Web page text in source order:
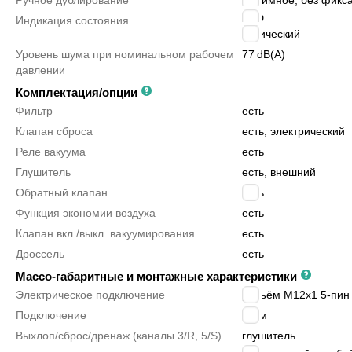
Индикация состояния
LCD
оптический
Уровень шума при номинальном рабочем
давлении
77 dB(A)
Комплектация/опции
Фильтр
есть
Клапан сброса
есть, электрический
Реле вакуума
есть
Глушитель
есть, внешний
Обратный клапан
есть
Функция экономии воздуха
есть
Клапан вкл./выкл. вакуумирования
есть
Дроссель
есть
Массо-габаритные и монтажные характеристики
Электрическое подключение
разъём M12x1 5-пин
Подключение
8 мм
Выхлоп/сброс/дренаж (каналы 3/R, 5/S)
глушитель